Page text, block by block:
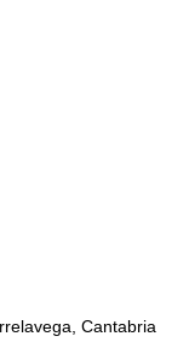
Cantabria